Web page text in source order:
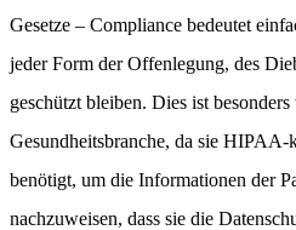
Gesetze – Compliance bedeutet
jeder Form der Offenlegung, des
geschützt bleiben. Dies ist
Gesundheitsbranche, da sie
benötigt, um die Informationen der
nachzuweisen, dass sie die